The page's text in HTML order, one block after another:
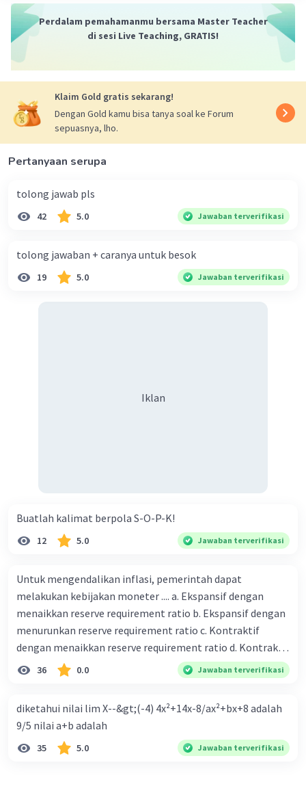
Perdalam pemahamanmu bersama Master Teacher
di sesi Live Teaching, GRATIS!
Klaim Gold gratis sekarang!
Dengan Gold kamu bisa tanya soal ke Forum
sepuasnya, lho.
Pertanyaan serupa
tolong jawab pls
42 5.0 Jawaban terverifikasi
tolong jawaban + caranya untuk besok
19 5.0 Jawaban terverifikasi
Iklan
Buatlah kalimat berpola S-O-P-K!
12 5.0 Jawaban terverifikasi
Untuk mengendalikan inflasi, pemerintah dapat
melakukan kebijakan moneter .... a. Ekspansif dengan
menaikkan reserve requirement ratio b. Ekspansif dengan
menurunkan reserve requirement ratio c. Kontraktif
dengan menaikkan reserve requirement ratio d. Kontraktif
dengan menurunkan reserve requirement ratio e.
Ekspansif dengan menaikkan tingkat diskonto Bila Bank
ceteris paribus maka .... a. Menimbulkan inflasi di mana
bentuk kurva jumlah uang beredar (penawaran uang) naik
dari kiri bawah ke kanan atas b. Menimbulkan deflasi di
36 0.0 Jawaban terverifikasi
diketahui nilai lim X--&gt;(-4) 4x²+14x-8/ax²+bx+8 adalah
9/5 nilai a+b adalah
35 5.0 Jawaban terverifikasi